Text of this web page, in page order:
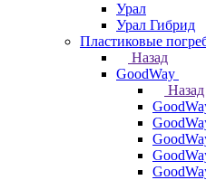
Урал
Урал Гибрид
Пластиковые
Назад
GoodWay
Назад